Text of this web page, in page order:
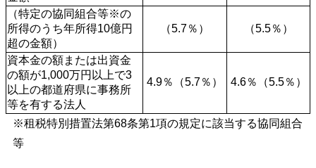
（特定の協同組合等※の
所得のうち年所得10億円
超の金額）
（5.7％） （5.5％）
資本金の額または出資金
の額が1,000万円以上で3
以上の都道府県に事務所
等を有する法人
4.9％（5.7％） 4.6％（5.5％）
※租税特別措置法第68条第1項の規定に該当する協同組合
等